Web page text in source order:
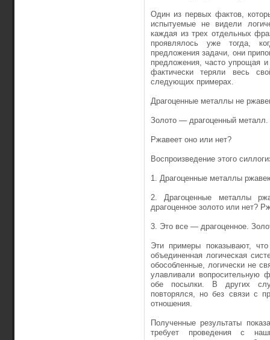
Один из первых фактов,
испытуемые не видели
каждая из трех отдельных
проявлялось уже тогда,
предложения задачи, они
предложения, часто упрощая
фактически теряли весь
следующих примерах.
Драгоценные металлы не
Золото — драгоценный металл.
Ржавеет оно или нет?
Воспроизведение этого
1. Драгоценные металлы
2. Драгоценные металлы
драгоценное золото или нет?
3. Это все — драгоценное.
Эти примеры показывают,
объединенная логическая
обособленные, логически не
улавливали вопросительную
обе посылки. В других
повторялся, но без связи с
отношения.
Полученные результаты
требует проведения с